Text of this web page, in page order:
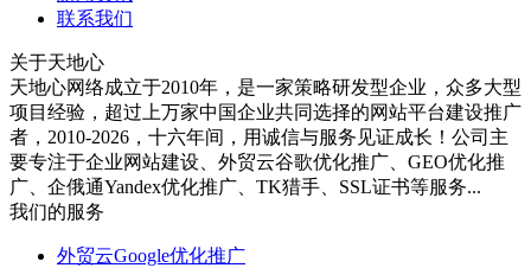
联系我们
关于天地心
天地心网络成立于2010年，是一家策略研发型企业，众多大型
项目经验，超过上万家中国企业共同选择的网站平台建设推广
者，2010-2026，十六年间，用诚信与服务见证成长！公司主
要专注于企业网站建设、外贸云谷歌优化推广、GEO优化推
广、企俄通Yandex优化推广、TK猎手、SSL证书等服务...
我们的服务
外贸云Google优化推广